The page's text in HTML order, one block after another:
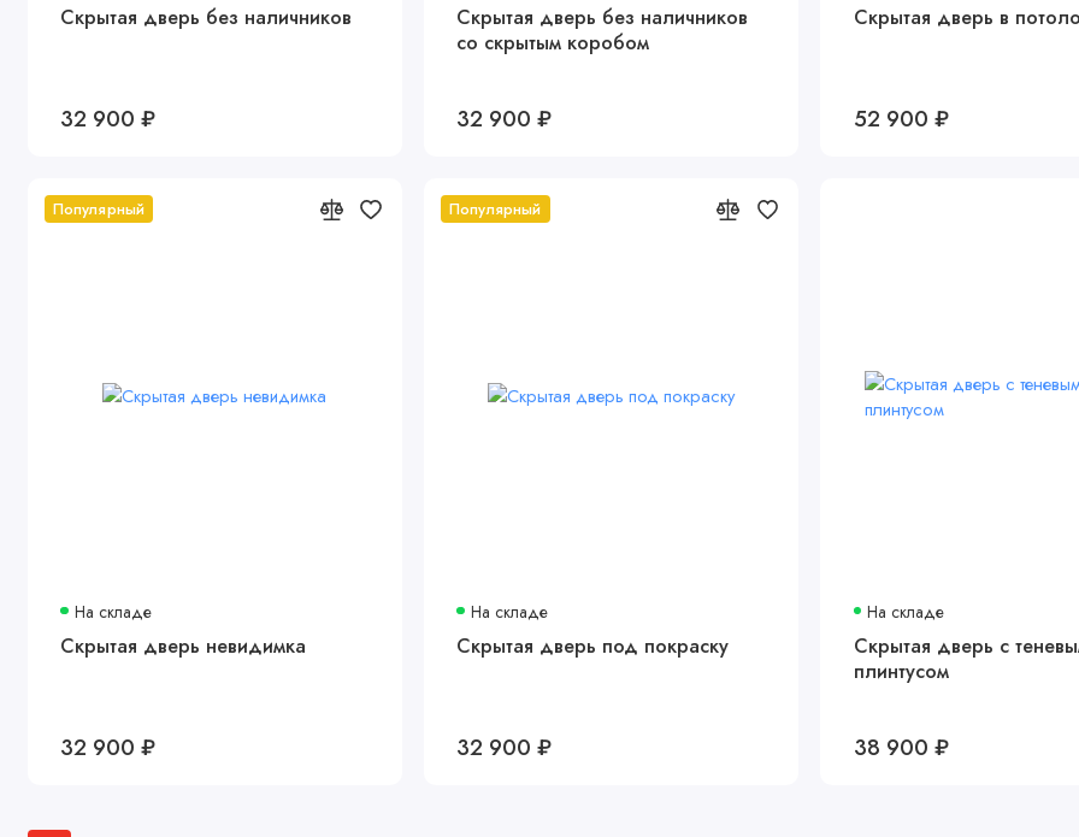
Скрытая дверь без наличников
32 900 ₽
Скрытая дверь без наличников
со скрытым коробом
32 900 ₽
Скрытая дверь в
52 900 ₽
Популярный
На складе
Скрытая дверь невидимка
32 900 ₽
Популярный
На складе
Скрытая дверь под покраску
32 900 ₽
На складе
Скрытая дверь с
плинтусом
38 900 ₽